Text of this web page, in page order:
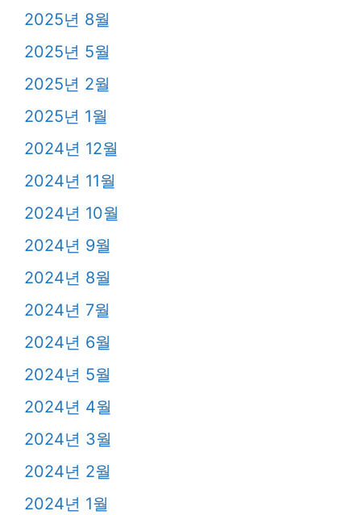
2025년 8월
2025년 5월
2025년 2월
2025년 1월
2024년 12월
2024년 11월
2024년 10월
2024년 9월
2024년 8월
2024년 7월
2024년 6월
2024년 5월
2024년 4월
2024년 3월
2024년 2월
2024년 1월